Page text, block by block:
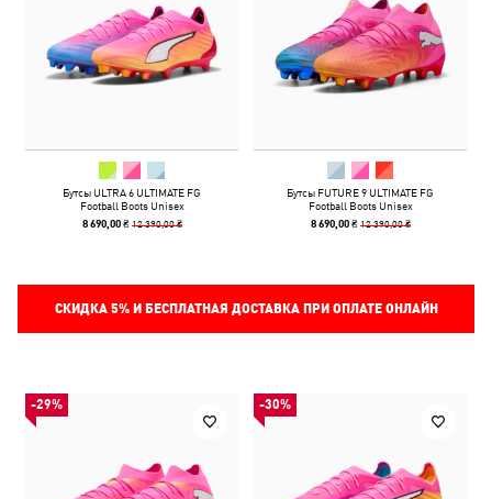
Бутсы ULTRA 6 ULTIMATE FG
Football Boots Unisex
8 690,00 ₴ 12 390,00 ₴
Бутсы FUTURE 9 ULTIMATE FG
Football Boots Unisex
8 690,00 ₴ 12 390,00 ₴
СКИДКА 5%И БЕСПЛАТНАЯ ДОСТАВКА ПРИ ОПЛАТЕ ОНЛАЙН
-29% -30%